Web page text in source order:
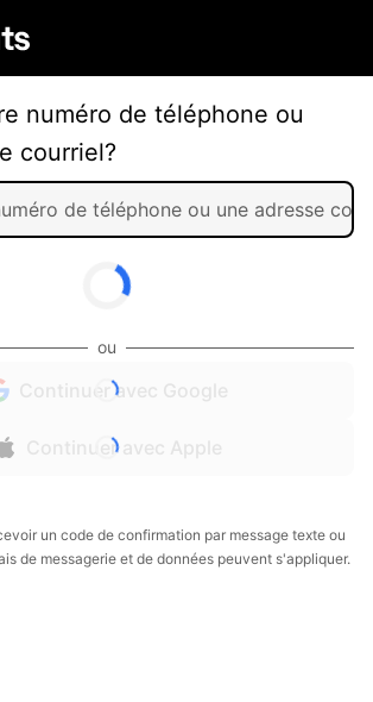
numéro de téléphone ou
courriel?
ou
Continuer avec Google
Continuer avec Apple
un code de confirmation par message texte ou
de messagerie et de données peuvent s'appliquer.